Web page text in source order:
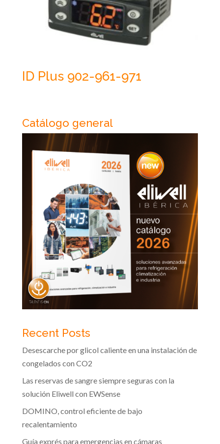
ID Plus 902-961-971
Catálogo general
Recent Posts
Desescarche por glicol caliente en una instalación de
congelados con CO2
Las reservas de sangre siempre seguras con la
solución Eliwell con EWSense
DOMINO, control eficiente de bajo
recalentamiento
Guía exprés para emergencias en cámaras